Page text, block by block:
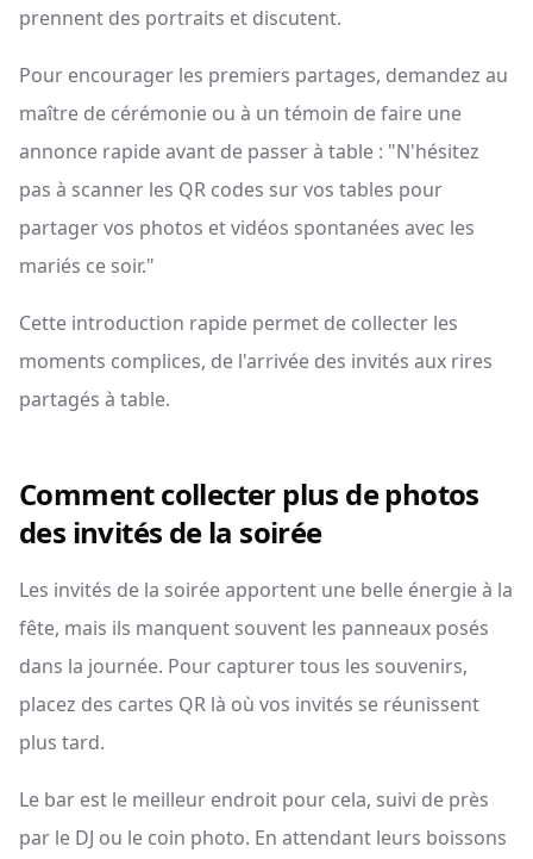
prennent des portraits et discutent.
Pour encourager les premiers partages, demandez au
maître de cérémonie ou à un témoin de faire une
annonce rapide avant de passer à table : "N'hésitez
pas à scanner les QR codes sur vos tables pour
partager vos photos et vidéos spontanées avec les
mariés ce soir."
Cette introduction rapide permet de collecter les
moments complices, de l'arrivée des invités aux rires
partagés à table.
Comment collecter plus de photos
des invités de la soirée
Les invités de la soirée apportent une belle énergie à la
fête, mais ils manquent souvent les panneaux posés
dans la journée. Pour capturer tous les souvenirs,
placez des cartes QR là où vos invités se réunissent
plus tard.
Le bar est le meilleur endroit pour cela, suivi de près
par le DJ ou le coin photo. En attendant leurs boissons